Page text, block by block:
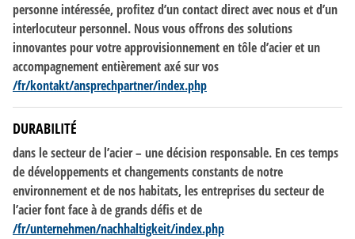
personne intéressée, profitez d’un contact direct avec nous et d’un
interlocuteur personnel. Nous vous offronsdessolutions
innovantes pour votre approvisionnement en tôle d’acier et un
accompagnement entièrement axé sur vos
/fr/kontakt/ansprechpartner/index.php
DURABILITÉ
dans le secteurde l’acier – une décision responsable. En ces temps
dedéveloppements et changements constantsde notre
environnement etde nos habitats, les entreprises du secteurde
l’acier font face àdegrands défis etde
/fr/unternehmen/nachhaltigkeit/index.php